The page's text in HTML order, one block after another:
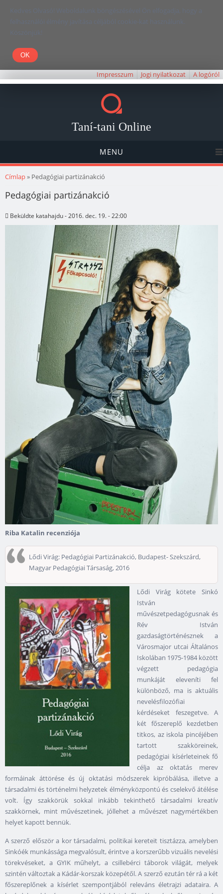
Kedves Olvasó! Weboldalunk böngészésével Ön elfogadja, hogy a
felhasználói élmény javítása céljából cookie-kat használunk.
Köszönjük!
Impresszum Jogi nyilatkozat A logóról
Taní-tani Online
MENU
Jelenlegi hely
Címlap» Pedagógiai partizánakció
Pedagógiai partizánakció
Beküldte katahajdu- 2016. dec. 19. - 22:00
Riba Katalin recenziója
Lődi Virág: Pedagógiai Partizánakció, Budapest- Szekszárd,
Magyar Pedagógiai Társaság, 2016
Lődi Virág kötete Sinkó
István
művészetpedagógusnak és
Rév István
gazdaságtörténésznek a
Városmajor utcai Általános
Iskolában 1975-1984 között
végzett pedagógia
munkáját eleveníti fel
különböző, ma is aktuális
nevelésfilozófiai
kérdéseket feszegetve. A
két főszereplő kezdetben
titkos, az iskola pincéjében
tartott szakköreinek,
pedagógiai kísérleteinek fő
célja az oktatás merev
formáinak áttörése és új oktatási módszerek kipróbálása, illetve a
társadalmi és történelmi helyzetek élményközpontú és cselekvő átélése
volt. Így szakkörük sokkal inkább tekinthető társadalmi kreatív
szakkörnek, mint művészetinek, jóllehet a művészet nagymértékben
helyet kapott bennük.
A szerző először a kor társadalmi, politikai kereteit tisztázza, amelyben
Sinkóék munkássága megvalósult, érintve a korszerűbb vizuális nevelési
törekvéseket, a GYIK műhelyt, a csillebérci táborok világát, melyek
szintén változtak a Kádár-korszak közepétől. A szerző ezután tér rá a két
főszereplőnek a kísérlet szempontjából releváns életrajzi adataira. A